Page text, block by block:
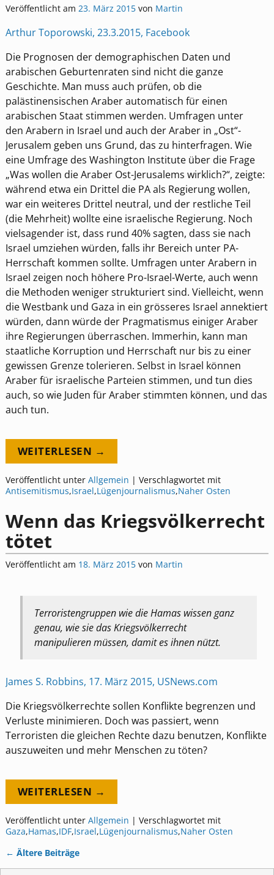
Veröffentlicht am 23. März 2015 von Martin
Arthur Toporowski, 23.3.2015, Facebook
Die Prognosen der demographischen Daten und
arabischen Geburtenraten sind nicht die ganze
Geschichte. Man muss auch prüfen, ob die
palästinensischen Araber automatisch für einen
arabischen Staat stimmen werden. Umfragen unter
den Arabern in Israel und auch der Araber in „Ost“-
Jerusalem geben uns Grund, das zu hinterfragen. Wie
eine Umfrage des Washington Institute über die Frage
„Was wollen die Araber Ost-Jerusalems wirklich?“, zeigte:
während etwa ein Drittel die PA als Regierung wollen,
war ein weiteres Drittel neutral, und der restliche Teil
(die Mehrheit) wollte eine israelische Regierung. Noch
vielsagender ist, dass rund 40% sagten, dass sie nach
Israel umziehen würden, falls ihr Bereich unter PA-
Herrschaft kommen sollte. Umfragen unter Arabern in
Israel zeigen noch höhere Pro-Israel-Werte, auch wenn
die Methoden weniger strukturiert sind. Vielleicht, wenn
die Westbank und Gaza in ein grösseres Israel annektiert
würden, dann würde der Pragmatismus einiger Araber
ihre Regierungen überraschen. Immerhin, kann man
staatliche Korruption und Herrschaft nur bis zu einer
gewissen Grenze tolerieren. Selbst in Israel können
Araber für israelische Parteien stimmen, und tun dies
auch, so wie Juden für Araber stimmten können, und das
auch tun.
WEITERLESEN →
Veröffentlicht unter Allgemein | Verschlagwortet mit
Antisemitismus,Israel,Lügenjournalismus,Naher Osten
Wenn das Kriegsvölkerrecht
tötet
Veröffentlicht am 18. März 2015 von Martin
Terroristengruppen wie die Hamas wissen ganz
genau, wie sie das Kriegsvölkerrecht
manipulieren müssen, damit es ihnen nützt.
James S. Robbins, 17. März 2015, USNews.com
Die Kriegsvölkerrechte sollen Konflikte begrenzen und
Verluste minimieren. Doch was passiert, wenn
Terroristen die gleichen Rechte dazu benutzen, Konflikte
auszuweiten und mehr Menschen zu töten?
WEITERLESEN →
Veröffentlicht unter Allgemein | Verschlagwortet mit
Gaza,Hamas,IDF,Israel,Lügenjournalismus,Naher Osten
Artikelnavigation
← Ältere Beiträge